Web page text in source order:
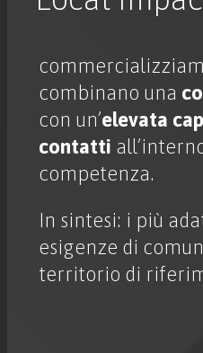
combinano una
con un’elevata
contatti
competenza.
In sintesi: i più
esigenze di
territorio di